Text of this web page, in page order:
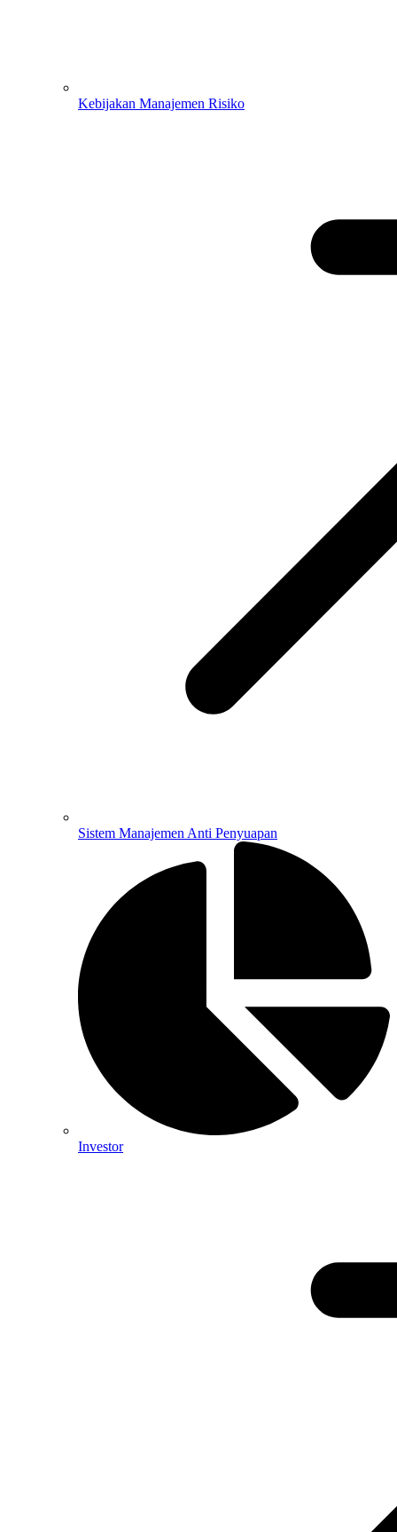
Kebijakan Manajemen Risiko
Sistem Manajemen Anti Penyuapan
Investor